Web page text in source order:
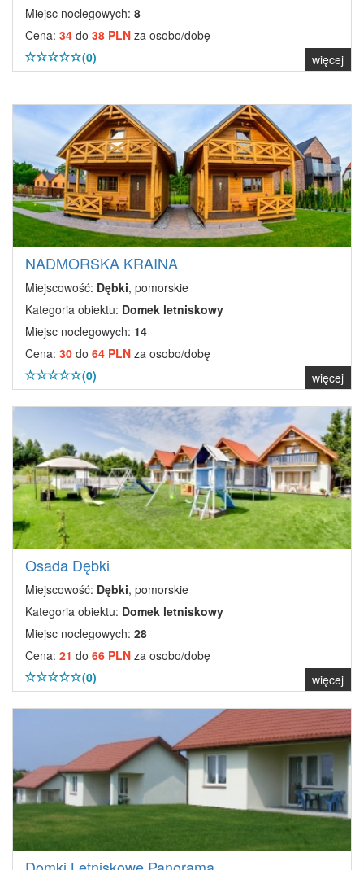
Miejsc noclegowych: 8
Cena: 34 do 38 PLN za osobo/dobę
(0)
więcej
NADMORSKA KRAINA
Miejscowość: Dębki, pomorskie
Kategoria obiektu: Domek letniskowy
Miejsc noclegowych: 14
Cena: 30 do 64 PLN za osobo/dobę
(0)
więcej
Osada Dębki
Miejscowość: Dębki, pomorskie
Kategoria obiektu: Domek letniskowy
Miejsc noclegowych: 28
Cena: 21 do 66 PLN za osobo/dobę
(0)
więcej